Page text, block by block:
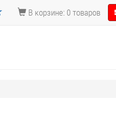
В корзине: 0 товаров